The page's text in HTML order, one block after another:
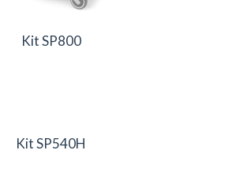
Kit SP800
Kit SP540H